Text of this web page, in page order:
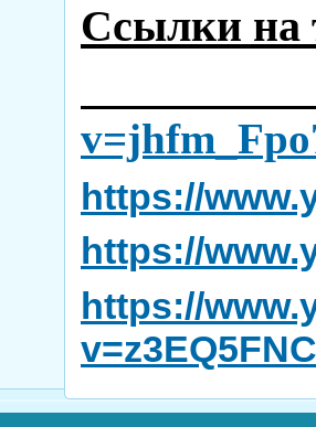
Ссылки на
https://
https://
https://